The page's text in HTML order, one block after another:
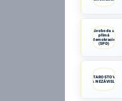
Svoboda a
přímá
demokracie
(SPD)
STAROSTOVÉ
A NEZÁVISLÍ